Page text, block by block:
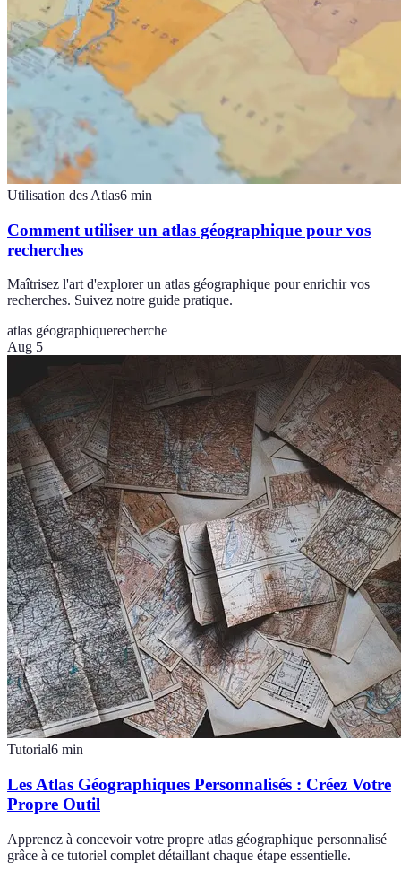
Utilisation des Atlas6 min
Comment utiliser un atlas géographique pour vos
recherches
Maîtrisez l'art d'explorer un atlas géographique pour enrichir vos
recherches. Suivez notre guide pratique.
atlas géographiquerecherche
Aug 5
Tutorial6 min
Les Atlas Géographiques Personnalisés : Créez Votre
Propre Outil
Apprenez à concevoir votre propre atlas géographique personnalisé
grâce à ce tutoriel complet détaillant chaque étape essentielle.